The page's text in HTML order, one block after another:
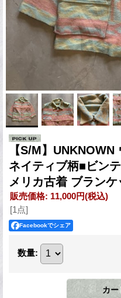
【S/M】
ネイティブ柄■ビン
メリカ古着 ブラン
販売価格: 11,000円(税込)
[1点]
Facebookでシェア
数量: